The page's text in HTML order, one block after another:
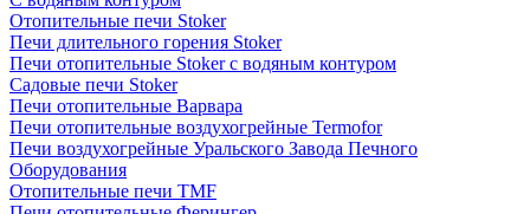
Отопительные печи Stoker
Печи длительного горения Stoker
Печи отопительные Stoker с водяным контуром
Садовые печи Stoker
Печи отопительные Варвара
Печи отопительные воздухогрейные Termofor
Печи воздухогрейные Уральского Завода Печного
Оборудования
Отопительные печи TMF